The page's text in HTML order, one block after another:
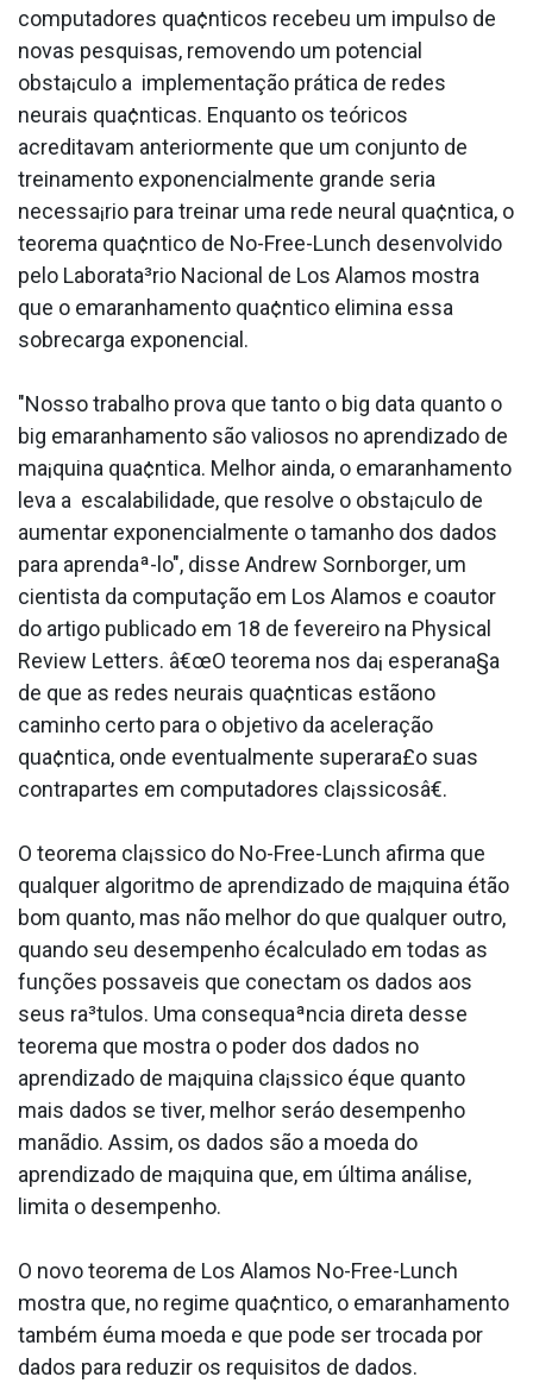
computadores qua¢nticos recebeu um impulso de
novas pesquisas, removendo um potencial
obsta¡culo a implementação prática de redes
neurais qua¢nticas. Enquanto os teóricos
acreditavam anteriormente que um conjunto de
treinamento exponencialmente grande seria
necessa¡rio para treinar uma rede neural qua¢ntica, o
teorema qua¢ntico de No-Free-Lunch desenvolvido
pelo Laborata³rio Nacional de Los Alamos mostra
que o emaranhamento qua¢ntico elimina essa
sobrecarga exponencial.
"Nosso trabalho prova que tanto o big data quanto o
big emaranhamento são valiosos no aprendizado de
ma¡quina qua¢ntica. Melhor ainda, o emaranhamento
leva a escalabilidade, que resolve o obsta¡culo de
aumentar exponencialmente o tamanho dos dados
para aprendaª-lo", disse Andrew Sornborger, um
cientista da computação em Los Alamos e coautor
do artigo publicado em 18 de fevereiro na Physical
Review Letters. â€œO teorema nos da¡ esperana§a
de que as redes neurais qua¢nticas estãono
caminho certo para o objetivo da aceleração
qua¢ntica, onde eventualmente superara£o suas
contrapartes em computadores cla¡ssicosâ€.
O teorema cla¡ssico do No-Free-Lunch afirma que
qualquer algoritmo de aprendizado de ma¡quina étão
bom quanto, mas não melhor do que qualquer outro,
quando seu desempenho écalculado em todas as
funções possa­veis que conectam os dados aos
seus ra³tulos. Uma consequaªncia direta desse
teorema que mostra o poder dos dados no
aprendizado de ma¡quina cla¡ssico éque quanto
mais dados se tiver, melhor seráo desempenho
manãdio. Assim, os dados são a moeda do
aprendizado de ma¡quina que, em última análise,
limita o desempenho.
O novo teorema de Los Alamos No-Free-Lunch
mostra que, no regime qua¢ntico, o emaranhamento
também éuma moeda e que pode ser trocada por
dados para reduzir os requisitos de dados.